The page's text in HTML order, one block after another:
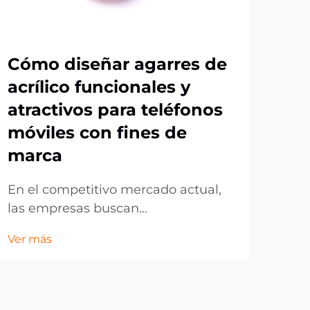
Cómo diseñar agarres de
acrílico funcionales y
atractivos para teléfonos
móviles con fines de
marca
En el competitivo mercado actual,
las empresas buscan
innovadoras de promocionar su
Ver más